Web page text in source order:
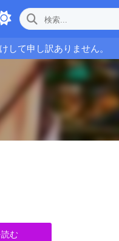
して申し訳ありません。
む